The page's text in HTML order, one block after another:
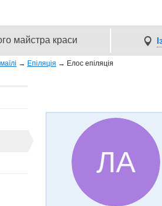
майстра краси
→ Епіляція → Елос епіляція
ЛА